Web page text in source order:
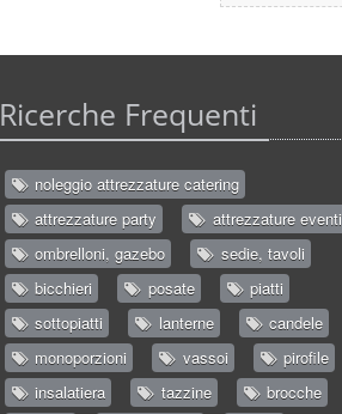
Ricerche Frequenti
noleggio attrezzature catering
attrezzature party
attrezzature eventi
ombrelloni, gazebo
sedie, tavoli
bicchieri
posate
piatti
sottopiatti
lanterne
candele
monoporzioni
vassoi
pirofile
insalatiera
tazzine brocche